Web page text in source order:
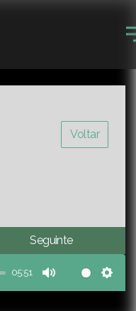
Voltar
Seguinte
05:51
Mute